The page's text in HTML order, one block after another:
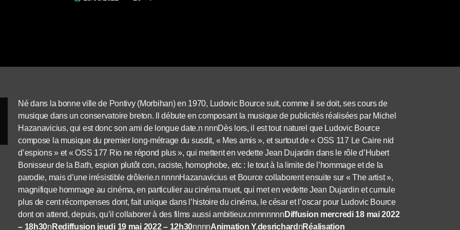
Né dans la bonne ville de Pontivy (Morbihan) en 1970, Ludovic Bource suit, comme il se doit, ses cours de
musique dans un conservatoire breton. Il débute en composant la musique de publicités réalisées par Michel
Hazanavicius, qui est donc son ami de longue date.n nnnDès lors, il est tout naturel que Ludovic Bource
compose la musique du premier long-métrage du susdit, « Mes amis », et surtout de « OSS 117 Le Caire nid
d’espions » et « OSS 177 Rio ne répond plus », qui mettent en vedette Jean Dujardin dans le rôle d’Hubert
Bonisseur de la Bath, espion plutôt con, raciste, homophobe, etc : le tout à la limite de l’hommage et de la
parodie, mais d’une irrésistible drôlerie.n nnnnHazanavicius et Bource collaborent ensuite sur « The artist »,
magnifique hommage au cinéma, en particulier au cinéma muet, qui met en vedette Jean Dujardin et cumule
plus de cent récompenses dont, fait unique dans l’histoire du cinéma, le césar et l’oscar pour Ludovic Bource
dont on attend, depuis, qu’il collaborer à des films aussi ambitieux.nnnnnnnn Diffusion mercredi 18 mai 2022
– 18h30n Rediffusion jeudi 19 mai 2022 – 12h30nnnnAnimation Y.desrichard nRéalisation